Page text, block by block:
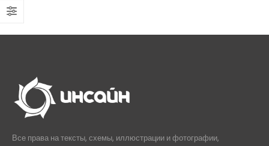
Все права на тексты, схемы, иллюстрации и фотографии,